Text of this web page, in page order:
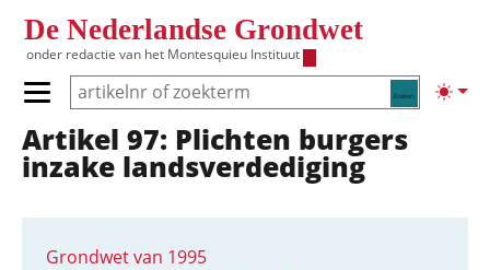
De Nederlandse Grondwet
onder redactie van het Montesquieu Instituut
Zoeken
Primair menu tonen/verbergen
Hoofdnavigatie
Artikel 97: Plichten burgers
inzake landsverdediging
Grondwet van 1995